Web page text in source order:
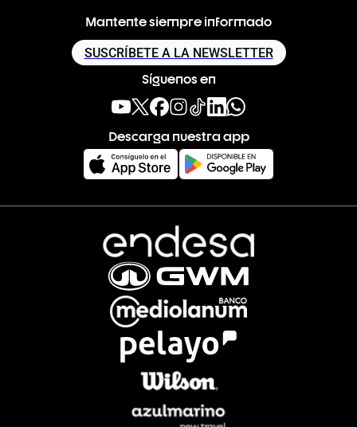
Mantente siempre informado
SUSCRÍBETE A LA NEWSLETTER
Síguenos en
Descarga nuestra app